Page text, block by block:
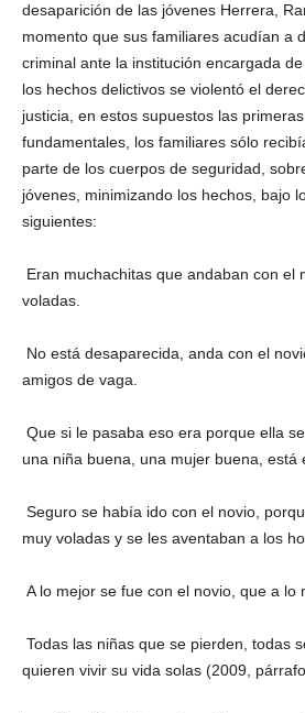
desaparición de las jóvenes Herrera,
momento que sus familiares acudían a
criminal ante la institución encargada
los hechos delictivos se violentó el
justicia, en estos supuestos las
fundamentales, los familiares sólo
parte de los cuerpos de seguridad,
jóvenes, minimizando los hechos, bajo
siguientes:
 Eran muchachitas que andaban con el
voladas.
 No está desaparecida, anda con el
amigos de vaga.
 Que si le pasaba eso era porque ella
una niña buena, una mujer buena, está
 Seguro se había ido con el novio,
muy voladas y se les aventaban a los
 A lo mejor se fue con el novio, que a
 Todas las niñas que se pierden, todas
quieren vivir su vida solas (2009,